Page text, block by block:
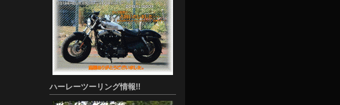
ハーレーツーリング情報!!